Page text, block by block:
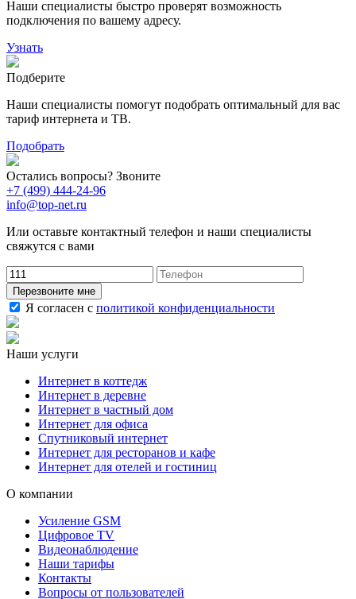
163
29
78
Наши специалисты быстро проверят возможность
подключения по вашему адресу.
Узнать
Подберите
Наши специалисты помогут подобрать оптимальный для вас
тариф интернета и ТВ.
Подобрать
Остались вопросы? Звоните
+7 (499) 444-24-96
info@top-net.ru
Или оставьте контактный телефон и наши специалисты
свяжутся с вами
Перезвоните мне
Я согласен с политикой конфиденциальности
Наши услуги
Интернет в коттедж
Интернет в деревне
Интернет в частный дом
Интернет для офиса
Спутниковый интернет
Интернет для ресторанов и кафе
Интернет для отелей и гостиниц
О компании
Усиление GSM
Цифровое TV
Видеонаблюдение
Наши тарифы
Контакты
Вопросы от пользователей